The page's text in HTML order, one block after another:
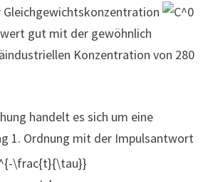
Gleichgewichtskonzentration
gut mit der gewöhnlich
Konzentration von 280
handelt es sich um eine
1. Ordnung mit der Impulsantwort